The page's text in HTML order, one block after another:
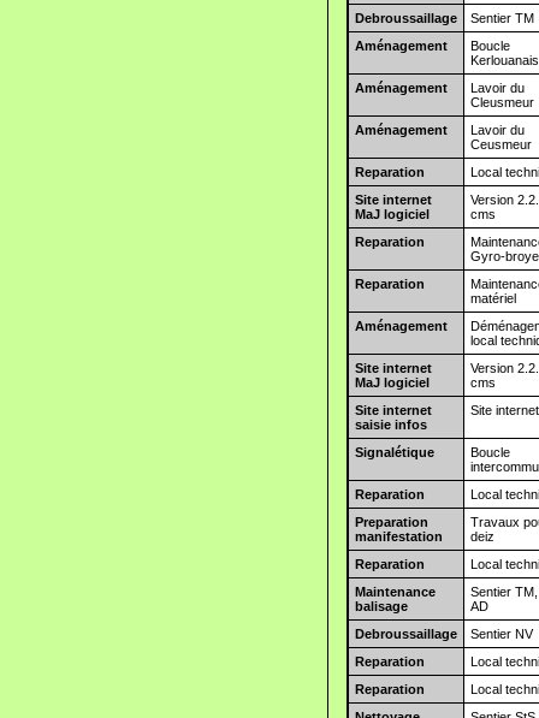
Debroussaillage
Sentier TM
Aménagement
Boucle
Aménagement
Lavoir du
Cleusmeur
Aménagement
Lavoir du
Ceusmeur
Reparation
Local
Site internet
MaJ logiciel
Version
cms
Reparation
Gyro-
Reparation
matériel
Aménagement
local
Site internet
MaJ logiciel
Version
cms
Site internet
saisie infos
Site internet
Signalétique
Boucle
Reparation
Local
Preparation
manifestation
Travaux
deiz
Reparation
Local
Maintenance
balisage
Sentier
AD
Debroussaillage
Sentier NV
Reparation
Local
Reparation
Local